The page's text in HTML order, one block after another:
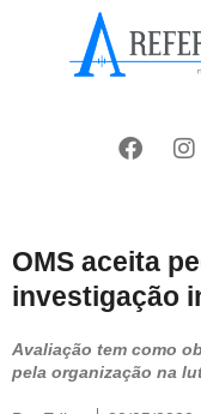
OMS aceita
investigação
Avaliação tem como
pela organização na